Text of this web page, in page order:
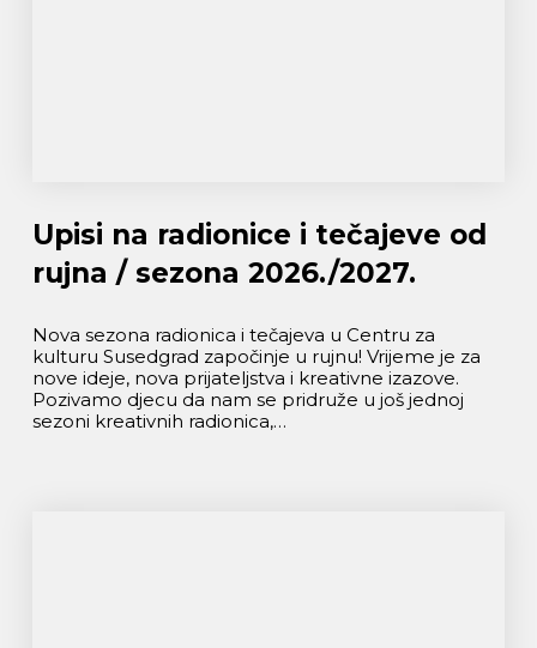
Upisi na radionice i tečajeve od
rujna / sezona 2026./2027.
Nova sezona radionica i tečajeva u Centru za
kulturu Susedgrad započinje u rujnu! Vrijeme je za
nove ideje, nova prijateljstva i kreativne izazove.
Pozivamo djecu da nam se pridruže u još jednoj
sezoni kreativnih radionica,…